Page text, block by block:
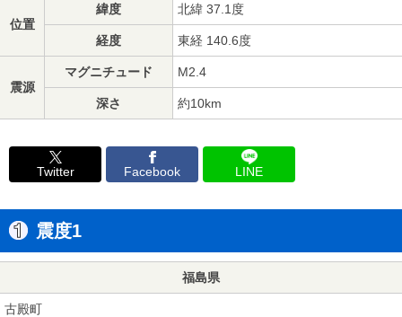
位置
緯度 北緯 37.1度
経度 東経 140.6度
震源
マグニチュード M2.4
深さ 約10km
Twitter Facebook LINE
震度1
福島県
古殿町